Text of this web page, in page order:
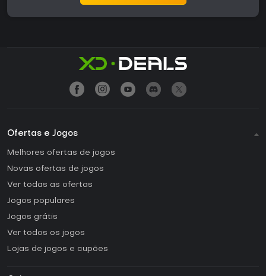
Ofertas e Jogos
Melhores ofertas de jogos
Novas ofertas de jogos
Ver todas as ofertas
Jogos populares
Jogos grátis
Ver todos os jogos
Lojas de jogos e cupões